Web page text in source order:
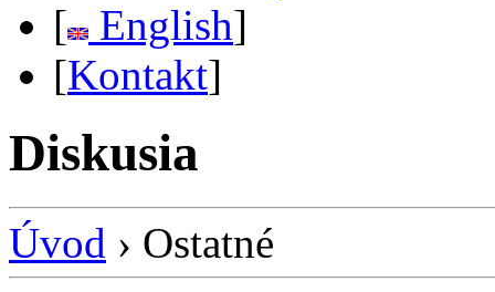
[
English]
[Kontakt]
Diskusia
Úvod › Ostatné